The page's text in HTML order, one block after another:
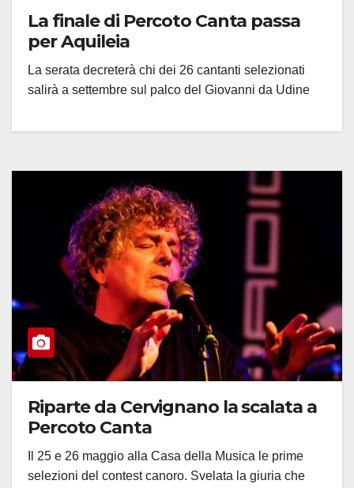
La finale di Percoto Canta passa
per Aquileia
La serata decreterà chi dei 26 cantanti selezionati
salirà a settembre sul palco del Giovanni da Udine
Riparte da Cervignano la scalata a
Percoto Canta
Il 25 e 26 maggio alla Casa della Musica le prime
selezioni del contest canoro. Svelata la giuria che